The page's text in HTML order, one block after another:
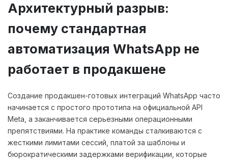
Архитектурный разрыв:
почему стандартная
автоматизация WhatsApp не
работает в продакшене
Создание продакшен-готовых интеграций WhatsApp часто
начинается с простого прототипа на официальной API
Meta, а заканчивается серьезными операционными
препятствиями. На практике команды сталкиваются с
жесткими лимитами сессий, платой за шаблоны и
бюрократическими задержками верификации, которые